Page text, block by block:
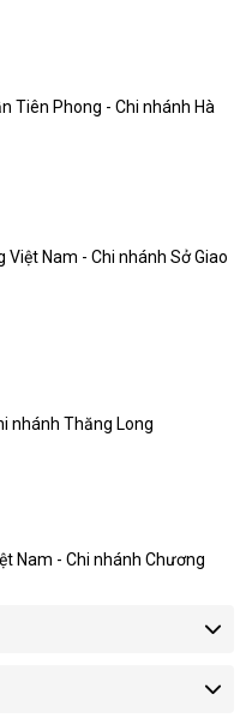
Tiên Phong - Chi nhánh Hà
Nam - Chi nhánh Sở Giao
nhánh Thăng Long
Nam - Chi nhánh Chương